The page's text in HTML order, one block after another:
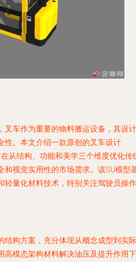
叉车作为重要的物料搬运设备，其设计
性。本文介绍一款原创的叉车设计
从结构、功能和美学三个维度优化传
和视觉实用性的市场需求。该SU模型
轻量化材料技术，特别关注驾驶员操作
结构方案，充分体现从概念成型到实际
高模态架构材料解决油压及提升作用下